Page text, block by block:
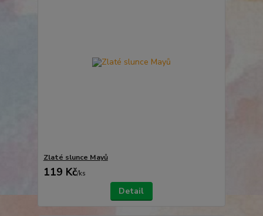
Zlaté slunce Mayů
119 Kč/ks
Detail